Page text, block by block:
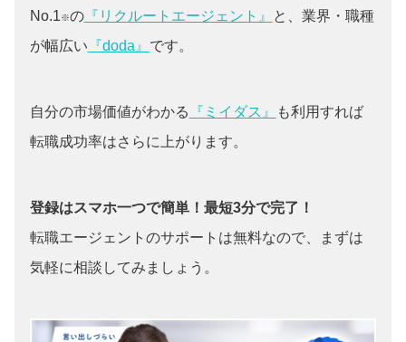
No.1※の『リクルートエージェント』
と、業界・職種
が幅広い 『doda』 です。
自分の市場価値がわかる 『ミイダス』
も利用すれば
転職成功率はさらに上がります。
登録はスマホ一つで簡単！最短3分で完了！
転職エージェントのサポートは無料なので、まずは
気軽に相談してみましょう。